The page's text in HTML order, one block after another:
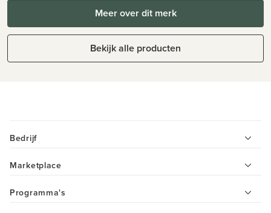
Meer over dit merk
Bekijk alle producten
Bedrijf
Marketplace
Programma's